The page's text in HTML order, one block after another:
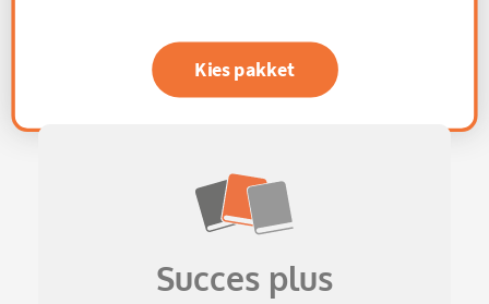
Kies pakket
Succes plus